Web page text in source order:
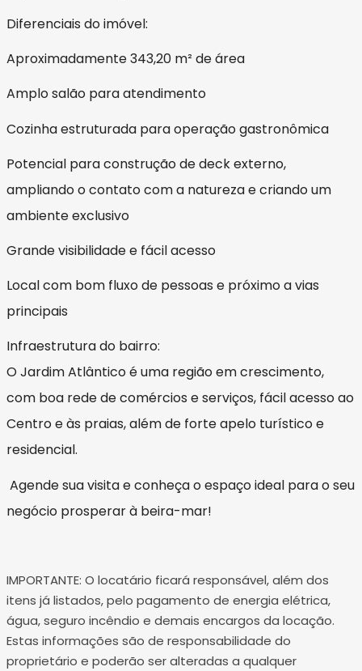
Diferenciais do imóvel:
Aproximadamente 343,20 m² de área
Amplo salão para atendimento
Cozinha estruturada para operação gastronômica
Potencial para construção de deck externo,
ampliando o contato com a natureza e criando um
ambiente exclusivo
Grande visibilidade e fácil acesso
Local com bom fluxo de pessoas e próximo a vias
principais
Infraestrutura do bairro:
O Jardim Atlântico é uma região em crescimento,
com boa rede de comércios e serviços, fácil acesso ao
Centro e às praias, além de forte apelo turístico e
residencial.
Agende sua visita e conheça o espaço ideal para o seu
negócio prosperar à beira-mar!
IMPORTANTE: O locatário ficará responsável, além dos
itens já listados, pelo pagamento de energia elétrica,
água, seguro incêndio e demais encargos da locação.
Estas informações são de responsabilidade do
proprietário e poderão ser alteradas a qualquer